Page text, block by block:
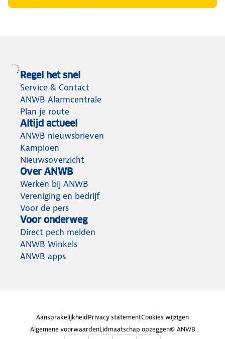
Regel het snel
Service & Contact
ANWB Alarmcentrale
Plan je route
Altijd actueel
ANWB nieuwsbrieven
Kampioen
Nieuwsoverzicht
Over ANWB
Werken bij ANWB
Vereniging en bedrijf
Voor de pers
Voor onderweg
Direct pech melden
ANWB Winkels
ANWB apps
AansprakelijkheidPrivacy statementCookies wijzigen
Algemene voorwaardenLidmaatschap opzeggen© ANWB